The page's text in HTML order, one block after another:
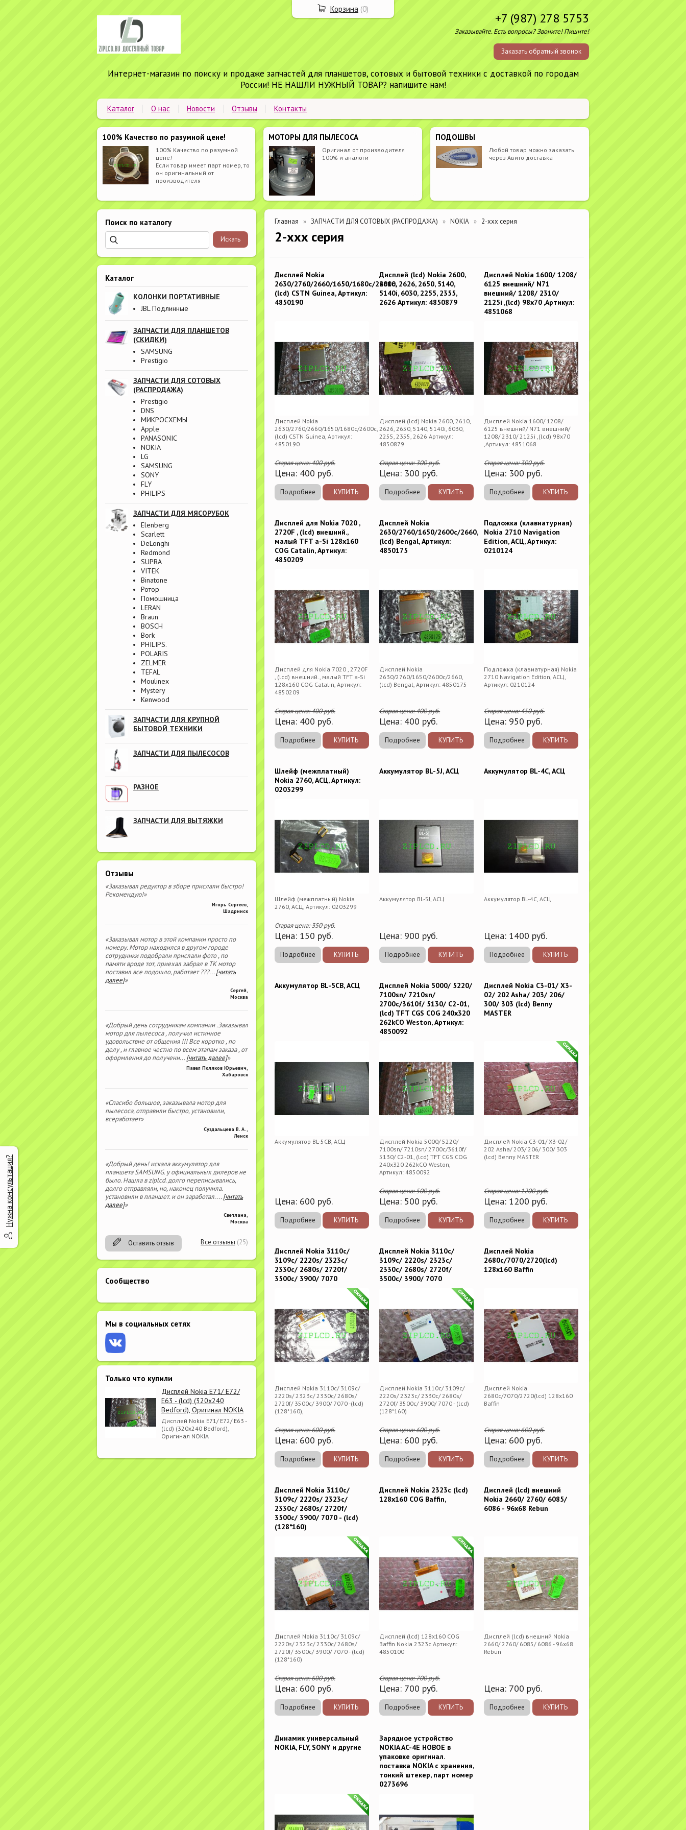
+7 (987) 278 5753
Заказывайте. Есть вопросы? Звоните! Пишите!
Заказать обратный звонок
Интернет-магазин по поиску и продаже запчастей для планшетов, сотовых и бытовой техники с доставкой по городам
России! НЕ НАШЛИ НУЖНЫЙ ТОВАР? напишите нам!
Каталог О нас Новости Отзывы Контакты
100% Качество по разумной цене!
100% Качество по разумной
цене!
Если товар имеет парт номер, то
он оригинальный от
производителя
МОТОРЫ ДЛЯ ПЫЛЕСОСА
Оригинал от производителя
100% и аналоги
ПОДОШВЫ
Любой товар можно заказать
через Авито доставка
Поиск по каталогу
Каталог
КОЛОНКИ ПОРТАТИВНЫЕ
JBL Подлинные
ЗАПЧАСТИ ДЛЯ ПЛАНШЕТОВ
(СКИДКИ)
SAMSUNG
Prestigio
ЗАПЧАСТИ ДЛЯ СОТОВЫХ
(РАСПРОДАЖА)
Prestigio
DNS
МИКРОСХЕМЫ
Apple
PANASONIC
NOKIA
LG
SAMSUNG
SONY
FLY
PHILIPS
ЗАПЧАСТИ ДЛЯ МЯСОРУБОК
Elenberg
Scarlett
DeLonghi
Redmond
SUPRA
VITEK
Binatone
Ротор
Помошница
LERAN
Braun
BOSCH
Bork
PHILIPS.
POLARIS
ZELMER
TEFAL
Moulinex
Mystery
Kenwood
ЗАПЧАСТИ ДЛЯ КРУПНОЙ
БЫТОВОЙ ТЕХНИКИ
ЗАПЧАСТИ ДЛЯ ПЫЛЕСОСОВ
РАЗНОЕ
ЗАПЧАСТИ ДЛЯ ВЫТЯЖКИ
Отзывы
«Заказывал редуктор в зборе прислали быстро!
Рекомендую!»
Игорь Сергеев
Шадринск
«Заказывал мотор в этой компании просто по
номеру. Мотор находился в другом городе
сотрудники подобрали прислали фото , по
памяти вроде тот, приехал забрал в ТК мотор
поставил все подошло, работает ???...[читать
далее]»
Сергей
Москва
«Добрый день сотрудникам компании .Заказывал
мотор для пылесоса , получил истинное
удовольствие от общения !!! Все коротко , по
делу , и главное честно по всем этапам заказа , от
оформления до получени...[читать далее]»
Павел Поляков Юрьевич
Хабаровск
«Спасибо большое, заказывала мотор для
пылесоса, отправили быстро, установили,
всеработает»
Суздальцева В. А.
Ленск
«Добрый день! искала аккумулятор для
планшета SAMSUNG. у официальных дилеров не
было. Нашла в ziplcd. долго переписывались,
долго отправляли, но, наконец получила.
установили в планшет. и он заработал....[читать
далее]»
Светлана
Москва
Оставить отзыв Все отзывы (25)
Сообщество
Мы в социальных сетях
Только что купили
Дисплей Nokia E71/ E72/
E63 - (lcd) (320x240
Bedford), Оригинал NOKIA
Дисплей Nokia E71/ E72/ E63 -
(lcd) (320x240 Bedford),
Оригинал NOKIA
Главная ЗАПЧАСТИ ДЛЯ СОТОВЫХ (РАСПРОДАЖА) NOKIA 2-xxx серия
2-xxx серия
Дисплей Nokia
2630/2760/2660/1650/1680c/2600c,
(lcd) CSTN Guinea, Артикул:
4850190
Дисплей Nokia
2630/2760/2660/1650/1680c/2600c,
(lcd) CSTN Guinea, Артикул:
4850190
Старая цена:400руб.
Цена: 400 руб.
Подробнее КУПИТЬ
Дисплей (lcd) Nokia 2600,
2610, 2626, 2650, 5140,
5140i, 6030, 2255, 2355,
2626 Артикул: 4850879
Дисплей (lcd) Nokia 2600, 2610,
2626, 2650, 5140, 5140i, 6030,
2255, 2355, 2626 Артикул:
4850879
Старая цена:300руб.
Цена: 300 руб.
Подробнее КУПИТЬ
Дисплей Nokia 1600/ 1208/
6125 внешний/ N71
внешний/ 1208/ 2310/
2125i ,(lcd) 98x70 ,Артикул:
4851068
Дисплей Nokia 1600/ 1208/
6125 внешний/ N71 внешний/
1208/ 2310/ 2125i ,(lcd) 98x70
,Артикул: 4851068
Старая цена:300руб.
Цена: 300 руб.
Подробнее КУПИТЬ
Дисплей для Nokia 7020 ,
2720F , (lcd) внешний.,
малый TFT a-Si 128x160
COG Catalin, Артикул:
4850209
Дисплей для Nokia 7020 , 2720F
, (lcd) внешний., малый TFT a-Si
128x160 COG Catalin, Артикул:
4850209
Старая цена:400руб.
Цена: 400 руб.
Подробнее КУПИТЬ
Дисплей Nokia
2630/2760/1650/2600c/2660,
(lcd) Bengal, Артикул:
4850175
Дисплей Nokia
2630/2760/1650/2600c/2660,
(lcd) Bengal, Артикул: 4850175
Старая цена:400руб.
Цена: 400 руб.
Подробнее КУПИТЬ
Подложка (клавиатурная)
Nokia 2710 Navigation
Edition, АСЦ, Артикул:
0210124
Подложка (клавиатурная) Nokia
2710 Navigation Edition, АСЦ,
Артикул: 0210124
Старая цена:450руб.
Цена: 950 руб.
Подробнее КУПИТЬ
Шлейф (межплатный)
Nokia 2760, АСЦ, Артикул:
0203299
Шлейф (межплатный) Nokia
2760, АСЦ, Артикул: 0203299
Старая цена:350руб.
Цена: 150 руб.
Подробнее КУПИТЬ
Аккумулятор BL-5J, АСЦ
Аккумулятор BL-5J, АСЦ
Цена: 900 руб.
Подробнее КУПИТЬ
Аккумулятор BL-4C, АСЦ
Аккумулятор BL-4C, АСЦ
Цена: 1400 руб.
Подробнее КУПИТЬ
Аккумулятор BL-5CB, АСЦ
Аккумулятор BL-5CB, АСЦ
Цена: 600 руб.
Подробнее КУПИТЬ
Дисплей Nokia 5000/ 5220/
7100sn/ 7210sn/
2700c/3610f/ 5130/ C2-01,
(lcd) TFT CGS COG 240x320
262kCO Weston, Артикул:
4850092
Дисплей Nokia 5000/ 5220/
7100sn/ 7210sn/ 2700c/3610f/
5130/ C2-01, (lcd) TFT CGS COG
240x320 262kCO Weston,
Артикул: 4850092
Старая цена:500руб.
Цена: 500 руб.
Подробнее КУПИТЬ
Дисплей Nokia C3-01/ X3-
02/ 202 Asha/ 203/ 206/
300/ 303 (lcd) Benny
MASTER
Дисплей Nokia C3-01/ X3-02/
202 Asha/ 203/ 206/ 300/ 303
(lcd) Benny MASTER
Старая цена:1200руб.
Цена: 1200 руб.
Подробнее КУПИТЬ
Дисплей Nokia 3110c/
3109c/ 2220s/ 2323c/
2330c/ 2680s/ 2720f/
3500c/ 3900/ 7070
Дисплей Nokia 3110c/ 3109c/
2220s/ 2323c/ 2330c/ 2680s/
2720f/ 3500c/ 3900/ 7070 -(lcd)
(128*160),
Старая цена:600руб.
Цена: 600 руб.
Подробнее КУПИТЬ
Дисплей Nokia 3110c/
3109c/ 2220s/ 2323c/
2330c/ 2680s/ 2720f/
3500c/ 3900/ 7070
Дисплей Nokia 3110c/ 3109c/
2220s/ 2323c/ 2330c/ 2680s/
2720f/ 3500c/ 3900/ 7070 - (lcd)
(128*160)
Старая цена:600руб.
Цена: 600 руб.
Подробнее КУПИТЬ
Дисплей Nokia
2680c/7070/2720(lcd)
128x160 Baffin
Дисплей Nokia
2680c/7070/2720(lcd) 128x160
Baffin
Старая цена:600руб.
Цена: 600 руб.
Подробнее КУПИТЬ
Дисплей Nokia 3110c/
3109c/ 2220s/ 2323c/
2330c/ 2680s/ 2720f/
3500c/ 3900/ 7070 - (lcd)
(128*160)
Дисплей Nokia 3110c/ 3109c/
2220s/ 2323c/ 2330c/ 2680s/
2720f/ 3500c/ 3900/ 7070 - (lcd)
(128*160)
Старая цена:600руб.
Цена: 600 руб.
Подробнее КУПИТЬ
Дисплей Nokia 2323c (lcd)
128x160 COG Baffin,
Дисплей (lcd) 128x160 COG
Baffin Nokia 2323c Артикул:
4850100
Старая цена:700руб.
Цена: 700 руб.
Подробнее КУПИТЬ
Дисплей (lcd) внешний
Nokia 2660/ 2760/ 6085/
6086 - 96x68 Rebun
Дисплей (lcd) внешний Nokia
2660/ 2760/ 6085/ 6086 - 96x68
Rebun
Цена: 700 руб.
Подробнее КУПИТЬ
Динамик универсальный
NOKIA, FLY, SONY и другие
Зарядное устройство
NOKIA AC-4E НОВОЕ в
упаковке оригинал.
поставка NOKIA с хранения,
тонкий штекер, парт номер
0273696
Нужна консультация?
Корзина (0)